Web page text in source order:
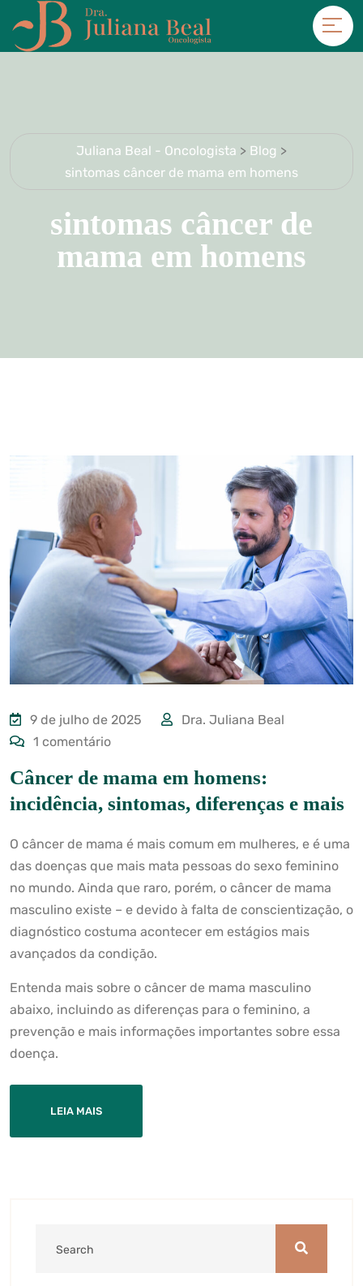
Juliana Beal - Oncologista > Blog >
sintomas câncer de mama em homens
sintomas câncer de
mama em homens
9 de julho de 2025
Dra. Juliana Beal
1 comentário
Câncer de mama em homens:
incidência, sintomas, diferenças e mais
O câncer de mama é mais comum em mulheres, e é uma
das doenças que mais mata pessoas do sexo feminino
no mundo. Ainda que raro, porém, o câncer de mama
masculino existe – e devido à falta de conscientização, o
diagnóstico costuma acontecer em estágios mais
avançados da condição.
Entenda mais sobre o câncer de mama masculino
abaixo, incluindo as diferenças para o feminino, a
prevenção e mais informações importantes sobre essa
doença.
LEIA MAIS